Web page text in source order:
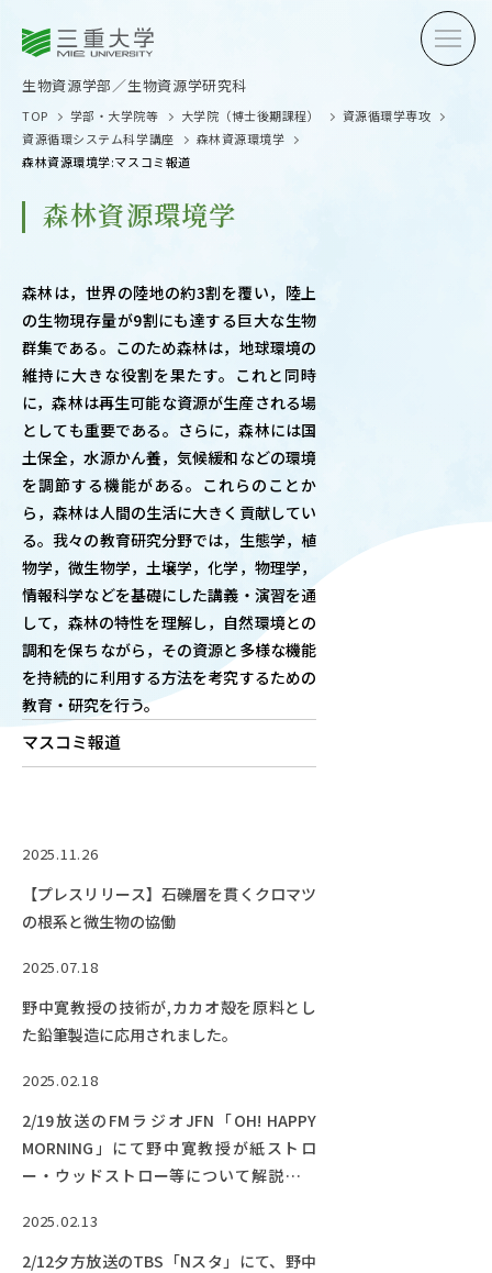
生物資源学部 生物資源学研究科
卒業生の方へ
OUR OPEN
学問探求セミナー
ABOUT
ADMISSION
研究
CAMPUS LIFE
大学生活
CENTERS
TOP 学部・大学院等 大学院（博士後期課程）
資源循環学専攻
資源循環システム科学講座
森林資源環境学
森林資源環境学:マスコミ報道
森林資源環境学
森林は，世界の陸地の約3割を覆い，陸上
の生物現存量が9割にも達する巨大な生物
群集である。このため森林は，地球環境の
維持に大きな役割を果たす。これと同時
に，森林は再生可能な資源が生産される場
としても重要である。さらに，森林には国
土保全，水源かん養，気候緩和などの環境
を調節する機能がある。これらのことか
ら，森林は人間の生活に大きく貢献してい
る。我々の教育研究分野では，生態学，植
物学，微生物学，土壌学，化学，物理学，
情報科学などを基礎にした講義・演習を通
して，森林の特性を理解し，自然環境との
調和を保ちながら，その資源と多様な機能
を持続的に利用する方法を考究するための
教育・研究を行う。
マスコミ報道
2025.11.26
【プレスリリース】石礫層を貫くクロマツ
の根系と微生物の協働
2025.07.18
野中寛教授の技術が,カカオ殻を原料とし
た鉛筆製造に応用されました。
2025.02.18
2/19放送のFMラジオJFN「OH! HAPPY
MORNING」にて野中寛教授が紙ストロ
ー・ウッドストロー等について解説しま
2025.02.13
2/12夕方放送のTBS「Nスタ」にて、野中